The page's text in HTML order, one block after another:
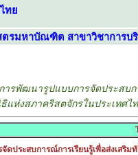
ทย
รมหาบัณฑิต สาขาวิชาการบ
การพัฒนารูปแบบการจัดประสบก
แห่งสภาคริสตจักรในประเทศไ
ประสบการณ์การเรียนรู้เพื่อส่งเสริม